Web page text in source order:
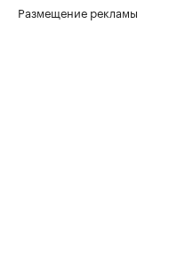
Размещение рекламы